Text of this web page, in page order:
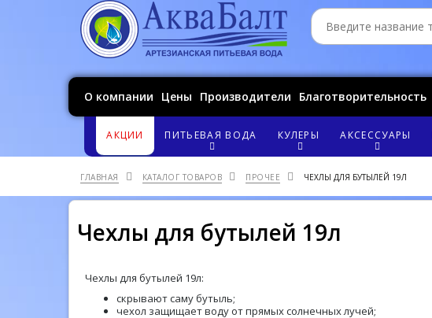
О компании Цены Производители Благотворительность
АКЦИИ ПИТЬЕВАЯ ВОДА КУЛЕРЫ АКСЕССУАРЫ
ГЛАВНАЯ КАТАЛОГ ТОВАРОВ ПРОЧЕЕ ЧЕХЛЫ ДЛЯ БУТЫЛЕЙ 19Л
Чехлы для бутылей 19л
Чехлы для бутылей 19л:
скрывают саму бутыль;
чехол защищает воду от прямых солнечных лучей;